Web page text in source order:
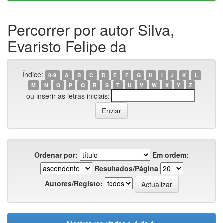
Percorrer por autor Silva,
Evaristo Felipe da
Índice: 0-9 A B C D E F G H I J K
L
M
N O P Q R S T U V W X Y Z
ou inserir as letras iniciais:
Ordenar por:
Em ordem:
Resultados/Página
Autores/Registo: